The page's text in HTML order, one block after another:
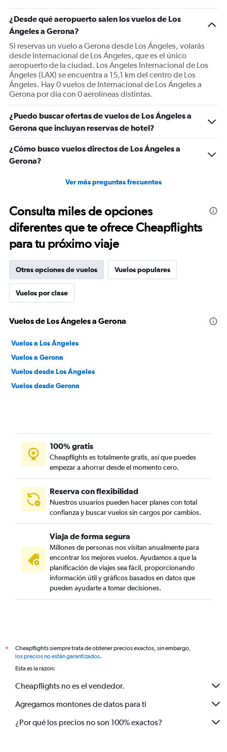
¿Desde qué aeropuerto salen los vuelos de Los
Ángeles a Gerona?
Si reservas un vuelo a Gerona desde Los Ángeles, volarás
desde Internacional de Los Ángeles, que es el único
aeropuerto de la ciudad. Los Ángeles Internacional de Los
Ángeles (LAX) se encuentra a 15,1 km del centro de Los
Ángeles. Hay 0 vuelos de Internacional de Los Ángeles a
Gerona por día con 0 aerolíneas distintas.
¿Puedo buscar ofertas de vuelos de Los Ángeles a
Gerona que incluyan reservas de hotel?
¿Cómo busco vuelos directos de Los Ángeles a
Gerona?
Ver más preguntas frecuentes
Consulta miles de opciones
diferentes que te ofrece Cheapflights
para tu próximo viaje
Otras opciones de vuelos Vuelos populares
Vuelos por clase
Vuelos de Los Ángeles a Gerona
Vuelos a Los Ángeles
Vuelos a Gerona
Vuelos desde Los Ángeles
Vuelos desde Gerona
100% gratis
Cheapflights es totalmente gratis, así que puedes
empezar a ahorrar desde el momento cero.
Reserva con flexibilidad
Nuestros usuarios pueden hacer planes con total
confianza y buscar vuelos sin cargos por cambios.
Viaja de forma segura
Millones de personas nos visitan anualmente para
encontrar los mejores vuelos. Ayudamos a que la
planificación de viajes sea fácil, proporcionando
información útil y gráficos basados en datos que
pueden ayudarte a tomar decisiones.
*
Cheapflights siempre trata de obtener precios exactos, sin embargo,
los precios no están garantizados.
Esta es la razón:
Cheapflights no es el vendedor.
Agregamos montones de datos para ti
¿Por qué los precios no son 100% exactos?